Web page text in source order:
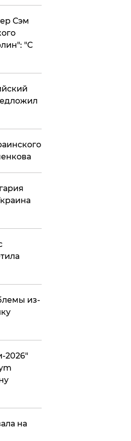
Сэм
"С
из-
2026"
на